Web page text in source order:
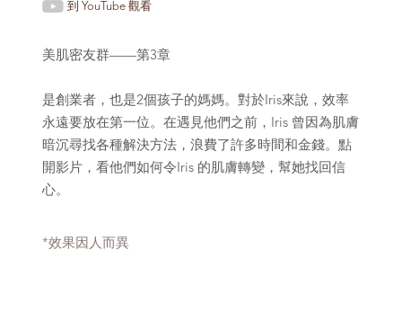
到 YouTube 觀看
美肌密友群——第3章
是創業者，也是2個孩子的媽媽。對於Iris來說，效率
永遠要放在第一位。在遇見他們之前，Iris 曾因為肌膚
暗沉尋找各種解決方法，浪費了許多時間和金錢。點
開影片，看他們如何令Iris 的肌膚轉變，幫她找回信
心。
*效果因人而異